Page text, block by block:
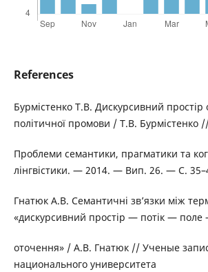
References
Бурмістенко Т.В. Дискурсивний простір
політичної промови / Т.В. Бурмістенко
Проблеми семантики, прагматики та
лінгвістики. — 2014. — Вип. 26. — С.
Гнатюк А.В. Семантичні зв’язки між
«дискурсивний простір — потік —
оточення» / А.В. Гнатюк // Ученые
национального университета